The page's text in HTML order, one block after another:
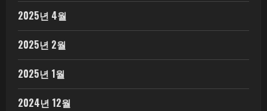
2025년 4월
2025년 2월
2025년 1월
2024년 12월